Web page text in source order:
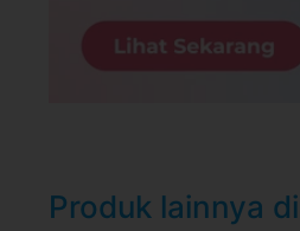
untuk pembelian
Harga paket sudah
Produk lainnya